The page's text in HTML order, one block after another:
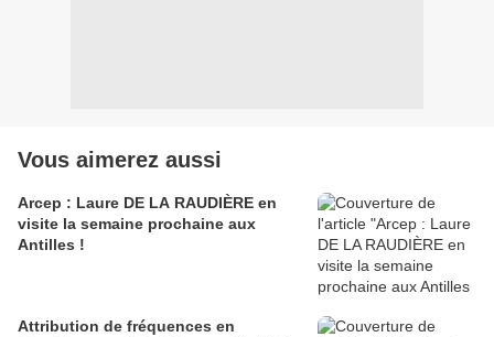
Vous aimerez aussi
Arcep : Laure DE LA RAUDIÈRE en
visite la semaine prochaine aux
Antilles !
Attribution de fréquences en